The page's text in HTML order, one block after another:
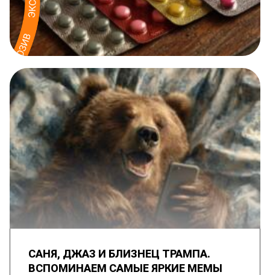
САНЯ, ДЖАЗ И БЛИЗНЕЦ ТРАМПА.
ВСПОМИНАЕМ САМЫЕ ЯРКИЕ МЕМЫ